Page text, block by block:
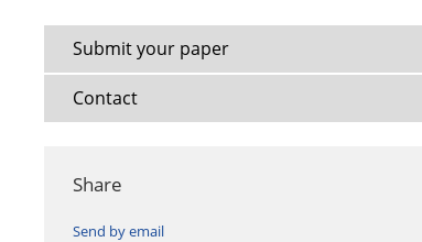
Submit your paper
Contact
Share
Send by email